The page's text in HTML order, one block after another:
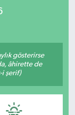
gösterirse
âhirette de
i şerif)